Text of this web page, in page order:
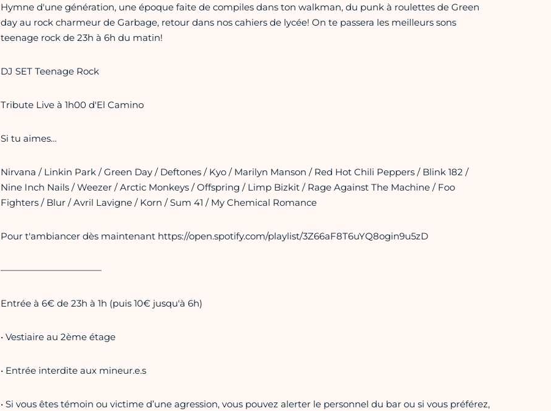
Hymne d'une génération, une époque faite de compiles dans ton walkman, du punk à roulettes de Green
day au rock charmeur de Garbage, retour dans nos cahiers de lycée! On te passera les meilleurs sons
teenage rock de 23h à 6h du matin!
DJ SET Teenage Rock
Tribute Live à 1h00 d'El Camino
Si tu aimes…
Nirvana / Linkin Park / Green Day / Deftones / Kyo / Marilyn Manson / Red Hot Chili Peppers / Blink 182 /
Nine Inch Nails / Weezer / Arctic Monkeys / Offspring / Limp Bizkit / Rage Against The Machine / Foo
Fighters / Blur / Avril Lavigne / Korn / Sum 41 / My Chemical Romance
Pour t'ambiancer dès maintenant https://open.spotify.com/playlist/3Z66aF8T6uYQ8ogin9u5zD
———————————
Entrée à 6€ de 23h à 1h (puis 10€ jusqu'à 6h)
• Vestiaire au 2ème étage
• Entrée interdite aux mineur.e.s
• Si vous êtes témoin ou victime d’une agression, vous pouvez alerter le personnel du bar ou si vous préférez,